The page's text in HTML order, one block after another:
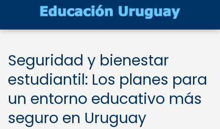
Seguridad y bienestar
estudiantil: Los planes para
un entorno educativo más
seguro en Uruguay